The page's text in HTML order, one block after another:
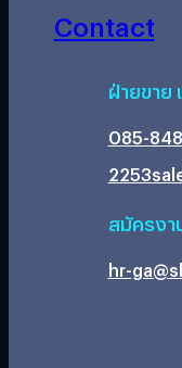
Contact
ฝ่ายขาย
085-
2253
สมัครง
hr-